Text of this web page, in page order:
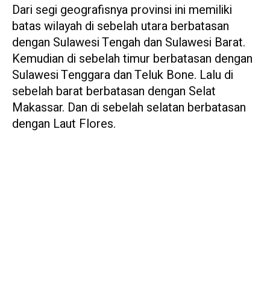
Dari segi geografisnya provinsi ini memiliki
batas wilayah di sebelah utara berbatasan
dengan Sulawesi Tengah dan Sulawesi Barat.
Kemudian di sebelah timur berbatasan dengan
Sulawesi Tenggara dan Teluk Bone. Lalu di
sebelah barat berbatasan dengan Selat
Makassar. Dan di sebelah selatan berbatasan
dengan Laut Flores.